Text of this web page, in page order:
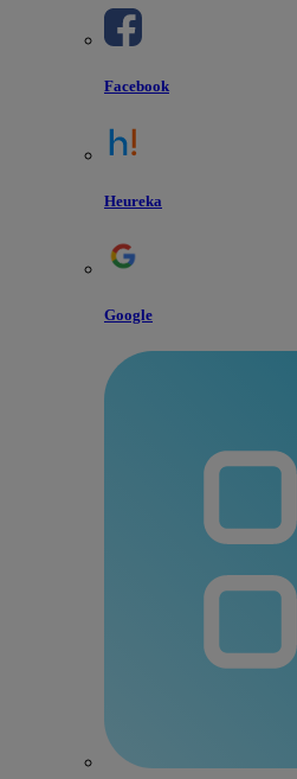
Facebook
Heureka
Google